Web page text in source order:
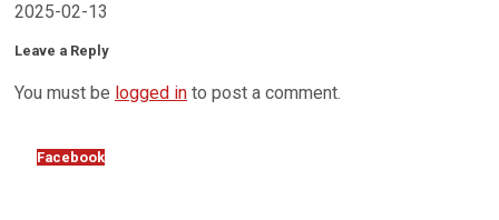
2025-02-13
Leave a Reply
You must be logged in to post a comment.
Facebook